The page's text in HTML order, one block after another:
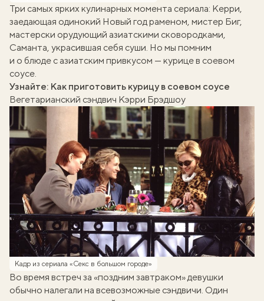
Три самых ярких кулинарных момента сериала: Керри,
заедающая одинокий Новый год раменом, мистер Биг,
мастерски орудующий азиатскими сковородками,
Саманта, украсившая себя суши. Но мы помним
и о блюде с азиатским привкусом — курице в соевом
соусе.
Узнайте: Как приготовить курицу в соевом соусе
Вегетарианский сэндвич Кэрри Брэдшоу
Кадр из сериала «Секс в большом городе»
Во время встреч за «поздним завтраком» девушки
обычно налегали на всевозможные сэндвичи. Один